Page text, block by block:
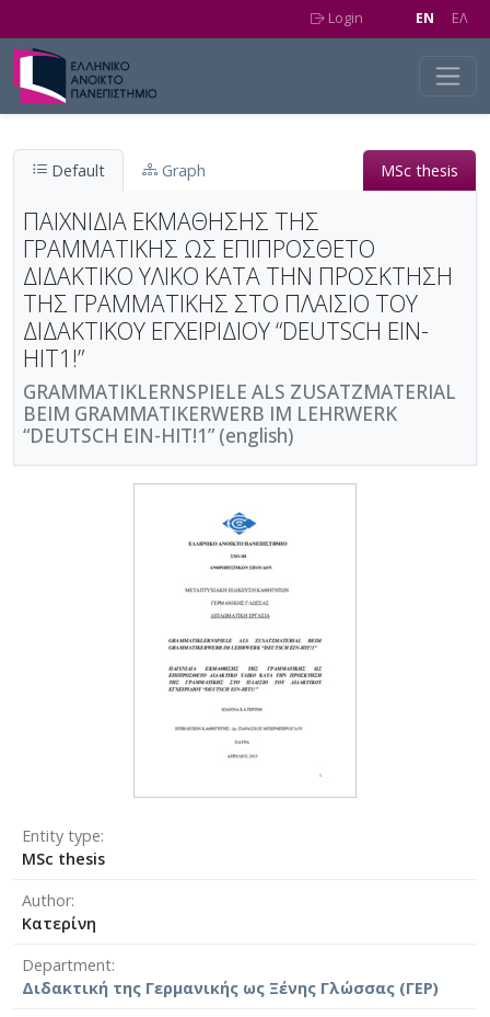
Login EN EΛ
Default Graph MSc thesis
ΠΑΙΧΝΙΔΙΑ ΕΚΜΑΘΗΣΗΣ ΤΗΣ
ΓΡΑΜΜΑΤΙΚΗΣ ΩΣ ΕΠΙΠΡΟΣΘΕΤΟ
ΔΙΔΑΚΤΙΚΟ ΥΛΙΚΟ ΚΑΤΑ ΤΗΝ ΠΡΟΣΚΤΗΣΗ
ΤΗΣ ΓΡΑΜΜΑΤΙΚΗΣ ΣΤΟ ΠΛΑΙΣΙΟ ΤΟΥ
ΔΙΔΑΚΤΙΚΟΥ ΕΓΧΕΙΡΙΔΙΟΥ “DEUTSCH EIN-
HIT1!”
GRAMMATIKLERNSPIELE ALS ZUSATZMATERIAL
BEIM GRAMMATIKERWERB IM LEHRWERK
“DEUTSCH EIN-HIT!1” (english)
Entity type
MSc thesis
Author
Κατερίνη
Department
Διδακτική της Γερμανικής ως Ξένης Γλώσσας (ΓΕΡ)